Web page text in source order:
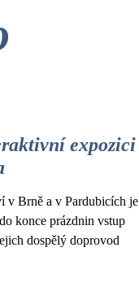
expozici
v Brně a v Pardubicích je
konce prázdnin vstup
dospělý doprovod